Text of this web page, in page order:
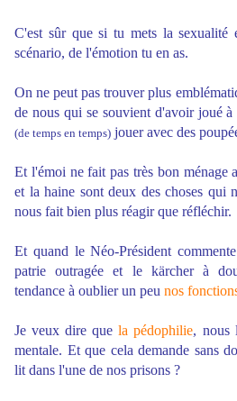
C'est sûr que si tu mets la sexualité
scénario, de l'émotion tu en as.
On ne peut pas trouver plus
de nous qui se souvient d'avoir joué
(de temps en temps) jouer avec des
Et l'émoi ne fait pas très bon ménage
et la haine sont deux des choses qui
nous fait bien plus réagir que réfléchir.
Et quand le Néo-Président
patrie outragée et le kärcher à
tendance à oublier un peu nos
Je veux dire quela pédophilie, nous
mentale. Et que cela demande sans
lit dans l'une de nos prisons ?